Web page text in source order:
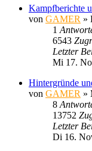
Kampfberichte
von GAMER »
1
6543
Letzter
Mi 17.
Hintergründe
von GAMER »
8
13752
Letzter
Di 16.